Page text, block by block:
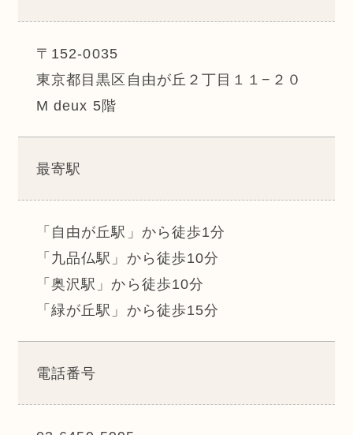
〒152-0035
東京都目黒区自由が丘２丁目１１−２０
M deux 5階
最寄駅
「自由が丘駅」から徒歩1分
「九品仏駅」から徒歩10分
「奥沢駅」から徒歩10分
「緑が丘駅」から徒歩15分
電話番号